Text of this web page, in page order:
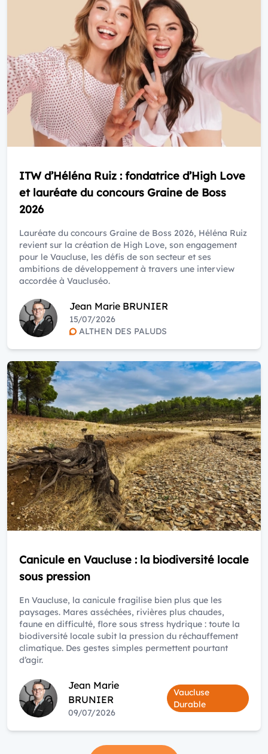
ITW d’Héléna Ruiz : fondatrice d’High Love
et lauréate du concours Graine de Boss
2026
Lauréate du concours Graine de Boss 2026, Héléna Ruiz
revient sur la création de High Love, son engagement
pour le Vaucluse, les défis de son secteur et ses
ambitions de développement à travers une interview
accordée à Vaucluséo.
Jean Marie BRUNIER
15/07/2026
ALTHEN DES PALUDS
Canicule en Vaucluse : la biodiversité locale
sous pression
En Vaucluse, la canicule fragilise bien plus que les
paysages. Mares asséchées, rivières plus chaudes,
faune en difficulté, flore sous stress hydrique : toute la
biodiversité locale subit la pression du réchauffement
climatique. Des gestes simples permettent pourtant
d’agir.
Jean Marie
BRUNIER
09/07/2026
Vaucluse
Durable